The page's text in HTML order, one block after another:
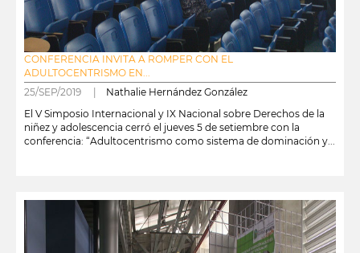
CONFERENCIA INVITA A ROMPER CON EL
ADULTOCENTRISMO EN...
25/SEP/2019 | Nathalie Hernández González
El V Simposio Internacional y IX Nacional sobre Derechos de la
niñez y adolescencia cerró el jueves 5 de setiembre con la
conferencia: “Adultocentrismo como sistema de dominación y...